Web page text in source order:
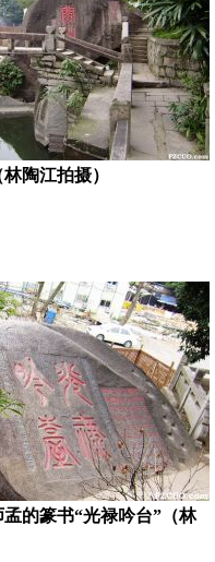
陶江拍摄）
的篆书“光禄吟台”（林